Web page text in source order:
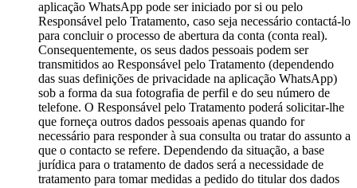
aplicação WhatsApp pode ser iniciado por si ou pelo
Responsável pelo Tratamento, caso seja necessário contactá-lo
para concluir o processo de abertura da conta (conta real).
Consequentemente, os seus dados pessoais podem ser
transmitidos ao Responsável pelo Tratamento (dependendo
das suas definições de privacidade na aplicação WhatsApp)
sob a forma da sua fotografia de perfil e do seu número de
telefone. O Responsável pelo Tratamento poderá solicitar-lhe
que forneça outros dados pessoais apenas quando for
necessário para responder à sua consulta ou tratar do assunto a
que o contacto se refere. Dependendo da situação, a base
jurídica para o tratamento de dados será a necessidade de
tratamento para tomar medidas a pedido do titular dos dados